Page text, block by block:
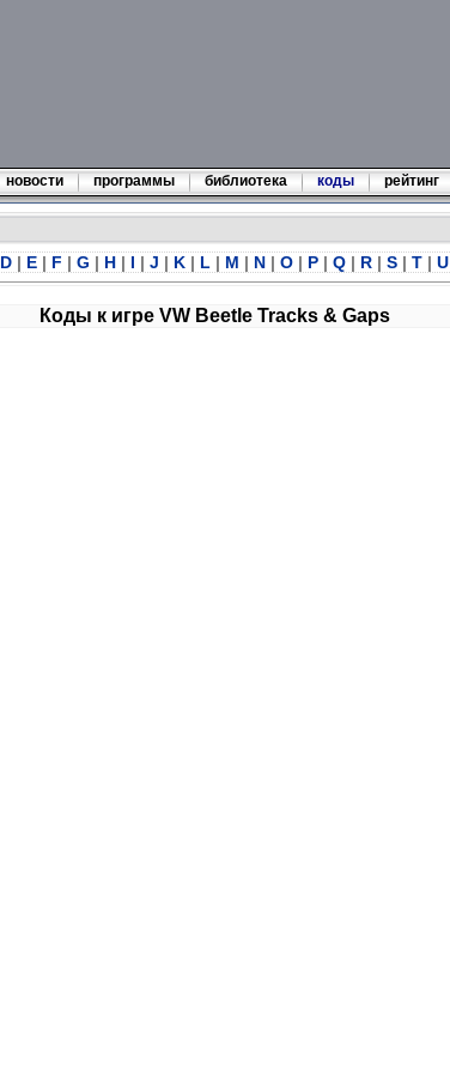
новости программы библиотека коды рейтинг
D | E | F | G | H | I | J | K | L | M | N | O | P | Q | R | S | T | U
Коды к игре VW Beetle Tracks & Gaps